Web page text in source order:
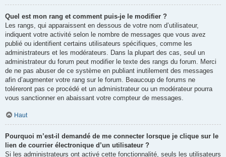
Quel est mon rang et comment puis-je le modifier ?
Les rangs, qui apparaissent en dessous de votre nom d’utilisateur,
indiquent votre activité selon le nombre de messages que vous avez
publié ou identifient certains utilisateurs spécifiques, comme les
administrateurs et les modérateurs. Dans la plupart des cas, seul un
administrateur du forum peut modifier le texte des rangs du forum. Merci
de ne pas abuser de ce système en publiant inutilement des messages
afin d’augmenter votre rang sur le forum. Beaucoup de forums ne
toléreront pas ce procédé et un administrateur ou un modérateur pourra
vous sanctionner en abaissant votre compteur de messages.
Haut
Pourquoi m’est-il demandé de me connecter lorsque je clique sur le
lien de courrier électronique d’un utilisateur ?
Si les administrateurs ont activé cette fonctionnalité, seuls les utilisateurs